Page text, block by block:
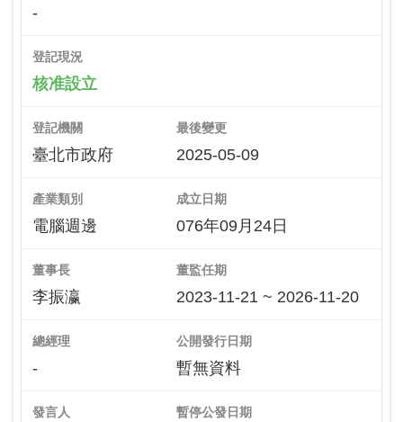
-
登記現況
核准設立
登記機關
臺北市政府
最後變更
2025-05-09
產業類別
電腦週邊
成立日期
076年09月24日
董事長
李振瀛
董監任期
2023-11-21 ~ 2026-11-20
總經理
-
公開發行日期
暫無資料
發言人 暫停公發日期